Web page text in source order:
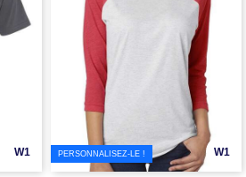
W1 W1
PERSONNALISEZ-LE !